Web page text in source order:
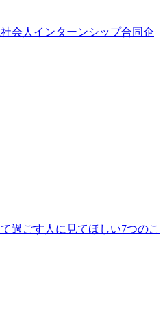
会人インターンシップ合同企
過ごす人に見てほしい7つのこ